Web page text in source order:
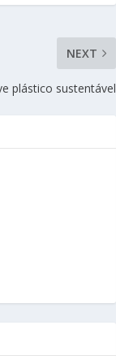
NEXT
plástico sustentável